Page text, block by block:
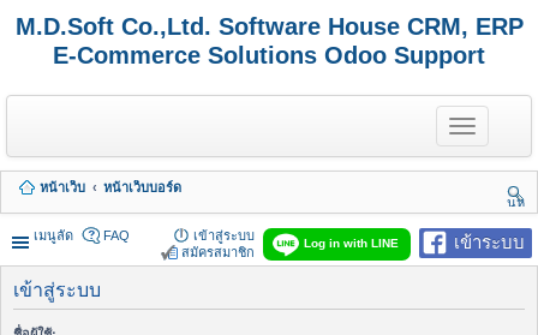
M.D.Soft Co.,Ltd. Software House CRM, ERP
E-Commerce Solutions Odoo Support
T
o
g
e
n
a
v
g
หน้าเว็บ
หน้าเว็บบอร์ด
นห
า
เมนูลัด
เข้าระบบ
Log in with LINE
FAQ
เข้าสู่ระบบ
สมัครสมาชิก
เข้าสู่ระบบ